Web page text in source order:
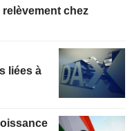
chez
liées à